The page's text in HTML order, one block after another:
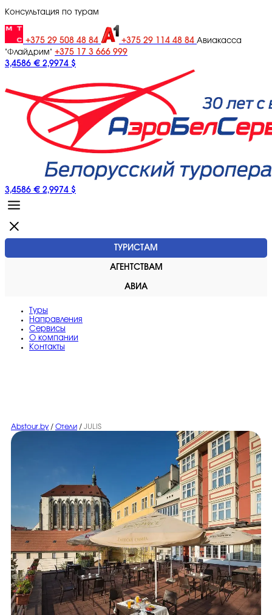
Консультация по турам
+375 29 508 48 84 +375 29 114 48 84 Авиакасса
"Флайдрим" +375 17 3 666 999
3,4586 € 2,9974 $
3,4586 € 2,9974 $
ТУРИСТАМ
АГЕНТСТВАМ
АВИА
Туры
Направления
Сервисы
O компании
Контакты
Abstour.by / Отели / JULIS